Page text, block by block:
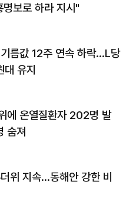
명보로 하라 지시"
름값 12주 연속 하락…L당
유지
에 온열질환자 202명 발
숨져
위 지속…동해안 강한 비